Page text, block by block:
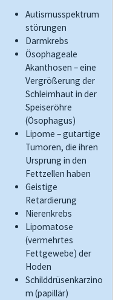
Autismusspektrum
störungen
Darmkrebs
Ösophageale
Akanthosen – eine
Vergrößerung der
Schleimhaut in der
Speiseröhre
(Ösophagus)
Lipome – gutartige
Tumoren, die ihren
Ursprung in den
Fettzellen haben
Geistige
Retardierung
Nierenkrebs
Lipomatose
(vermehrtes
Fettgewebe) der
Hoden
Schilddrüsenkarzino
m (papillär)